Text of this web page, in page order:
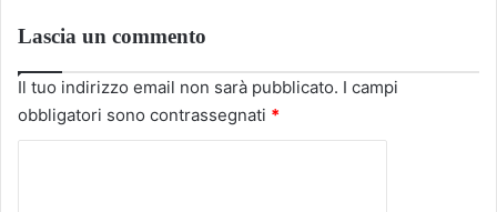
Lascia un commento
Il tuo indirizzo email non sarà pubblicato. I campi
obbligatori sono contrassegnati *